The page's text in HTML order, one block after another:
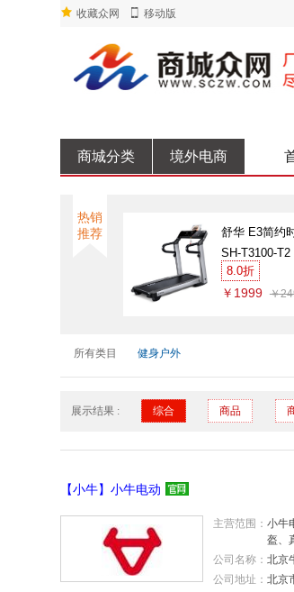
收藏众网 移动版
商城分类 境外电商
热销
推荐
舒华 E3简约
SH-T3100-
HUAWEI
8.0折
￥1999 ￥
所有类目 健身户外
展示结果 : 综合 商品
【小牛】小牛电动
主营范围： 小牛
盔、
公司名称： 北京
公司地址： 北京